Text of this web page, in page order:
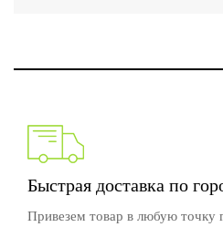
Быстрая доставка по
Привезем товар в любую точку